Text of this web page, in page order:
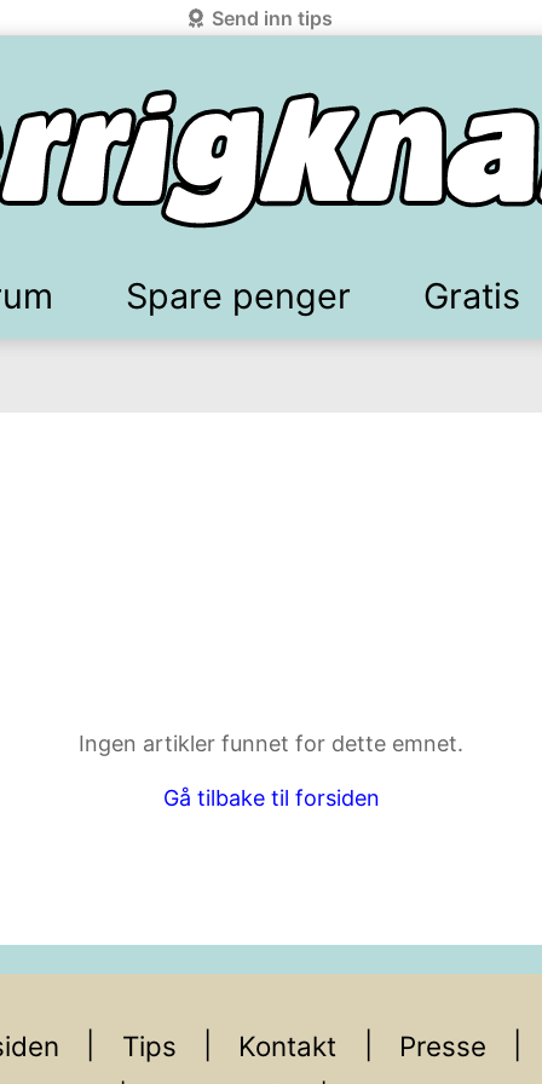
Send inn tips
Spare penger Gratis
i neste steg.
Ingen artikler funnet for dette emnet.
Gå tilbake til forsiden
Tips Kontakt Presse